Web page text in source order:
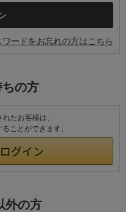
ワードをお忘れの方はこちら
の方
たお客様は、
ことができます。
外の方